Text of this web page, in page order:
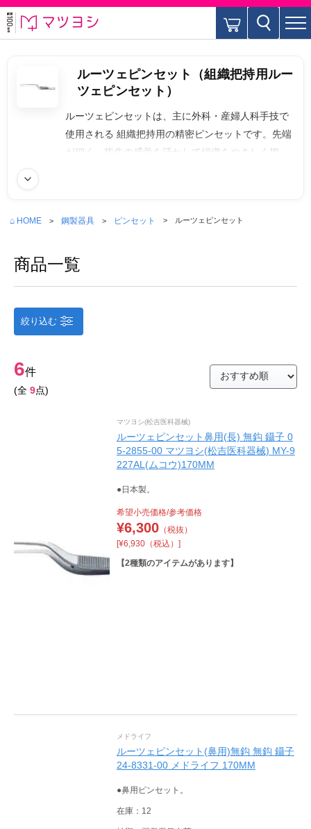
ルーツェピンセット（組織把持用ルー
ツェピンセット）
ルーツェピンセットは、主に外科・産婦人科手技で
使用される 組織把持用の精密ピンセットです。先端
が細く、指先の感覚を活かして組織をやさしく把持
続きを読む
⌂ HOME 鋼製器具 ピンセット ルーツェピンセット
商品一覧
絞り込む
6件
(全 9点)
マツヨシ(松吉医科器械)
ルーツェピンセット鼻用(長) 無鈎 鑷子 0
5-2855-00 マツヨシ(松吉医科器械) MY-9
227AL(ムコウ)170MM
●日本製。
希望小売価格/参考価格
¥6,300（税抜）
[¥6,930（税込）]
【2種類のアイテムがあります】
メドライフ
ルーツェピンセット(鼻用)無鈎 無鈎 鑷子
24-8331-00 メドライフ 170MM
●鼻用ピンセット。
在庫：12